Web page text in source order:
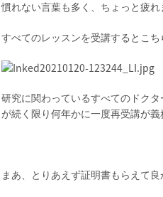
慣れない言葉も多く、ちょっと疲れ
すべてのレッスンを受講するとこち
研究に関わっているすべてのドク
が続く限り何年かに一度再受講が義
まあ、とりあえず証明書もらえて良